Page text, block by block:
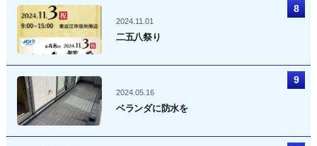
2024.11.01
二五八祭り
2024.05.16
ベランダに防水を